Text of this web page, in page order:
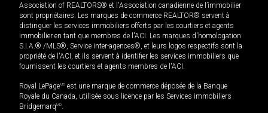
Association of REALTORS® et l'Association canadienne de l’immobilier
sont propriétaires. Les marques de commerce REALTOR® servent à
distinguer les services immobiliers offerts par les courtiers et agents
immobilier en tant que membres de l'ACI. Les marques d'homologation
S.I.A.® /MLS®, Service inter-agences®, et leurs logos respectifs sont la
propriété de l'ACI, et ils servent à identifier les services immobiliers que
fournissent les courtiers et agents membres de l'ACI.
Royal LePageMD est une marque de commerce déposée de la Banque
Royale du Canada, utilisée sous licence par les Services immobiliers
BridgemarqMD.